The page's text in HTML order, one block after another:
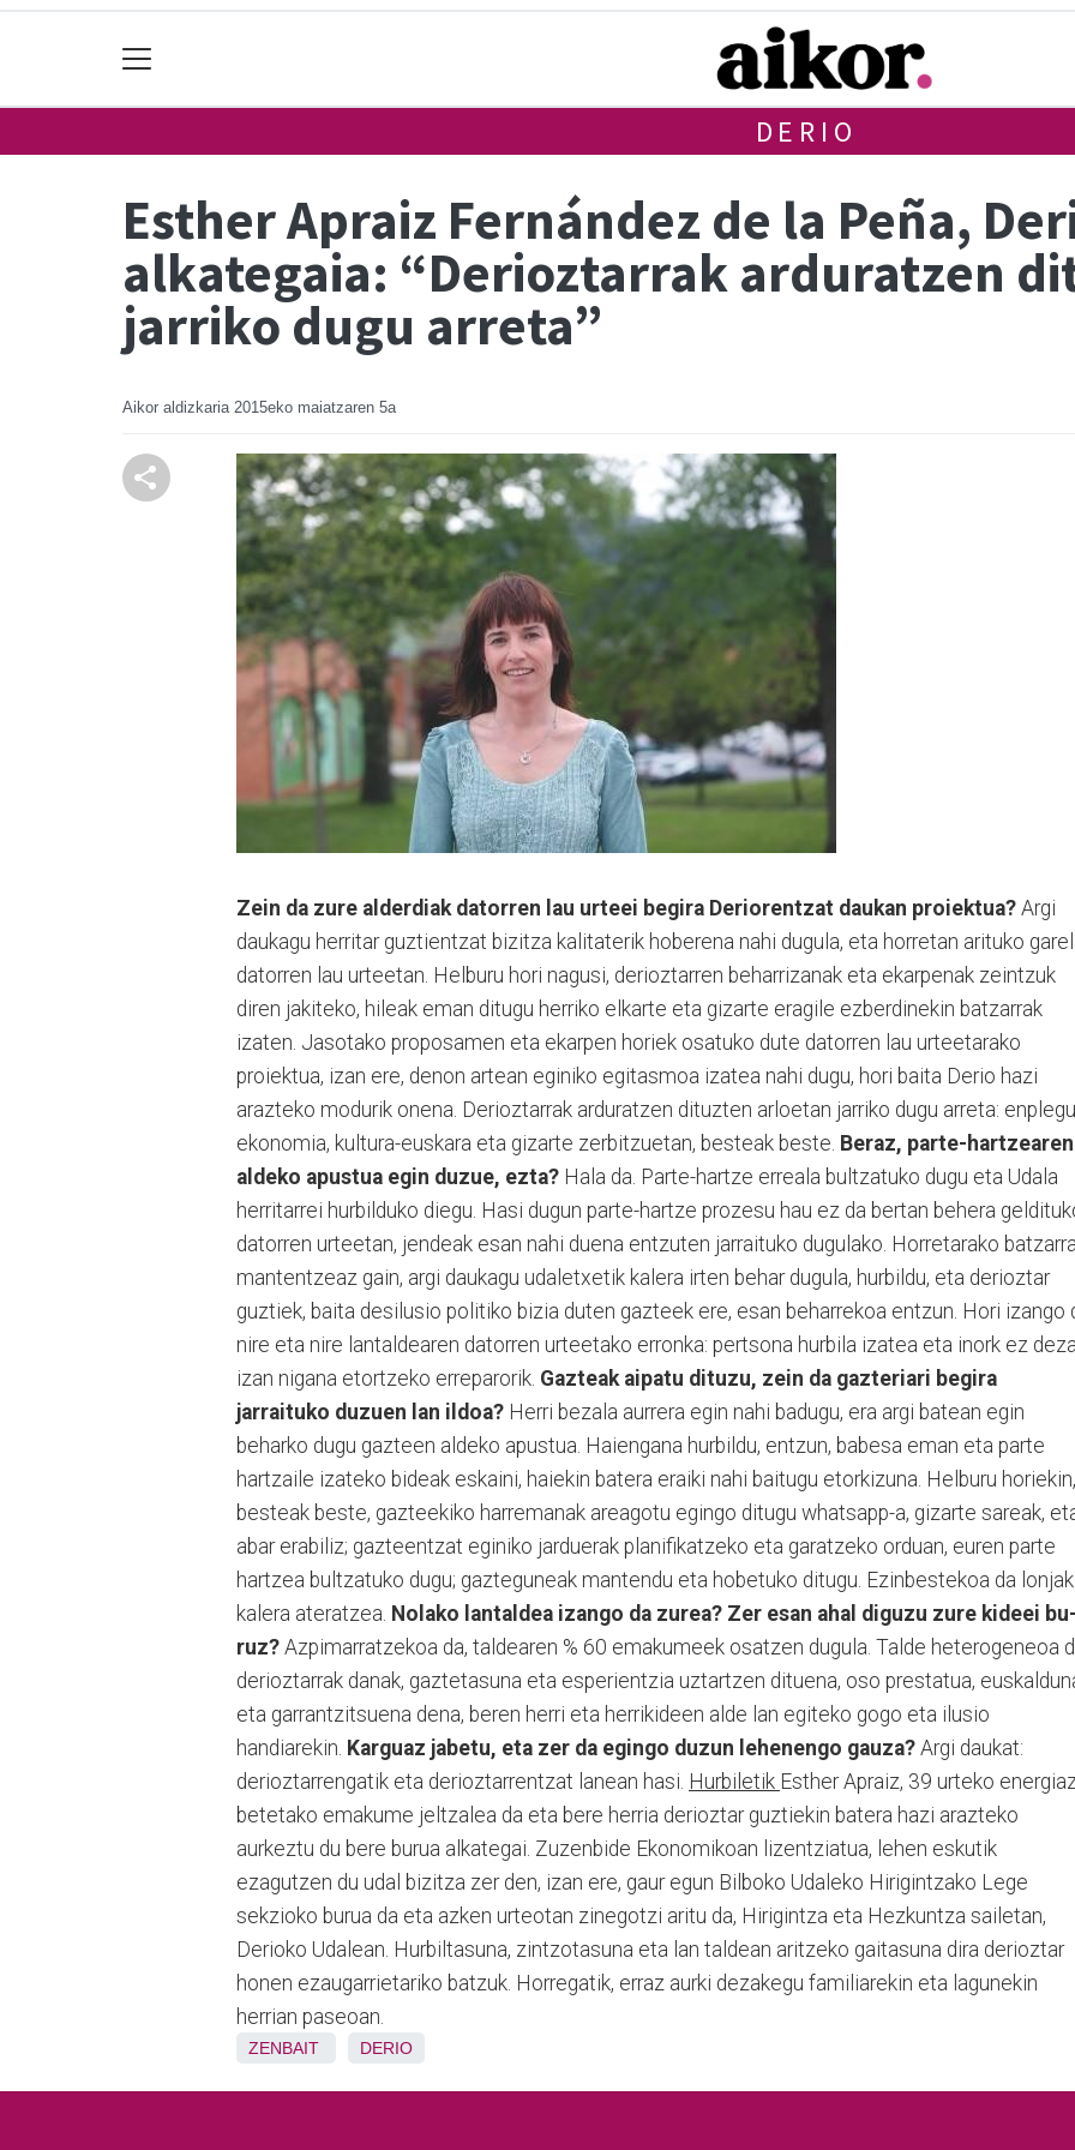
DERIO
Esther Apraiz Fernández de la Peña,
alkategaia: “Derioztarrak arduratzen
jarriko dugu arreta”
Aikor aldizkaria 2015eko maiatzaren 5a
Zein da zure alderdiak datorren lau urteei begira Deriorentzat daukan proiektua? Argi
daukagu herritar guztientzat bizitza kalitaterik hoberena nahi dugula, eta horretan arituko
datorren lau urteetan. Helburu hori nagusi, derioztarren beharrizanak eta ekarpenak zeintzuk
diren jakiteko, hileak eman ditugu herriko elkarte eta gizarte eragile ezberdinekin batzarrak
izaten. Jasotako proposamen eta ekarpen horiek osatuko dute datorren lau urteetarako
proiektua, izan ere, denon artean eginiko egitasmoa izatea nahi dugu, hori baita Derio hazi
arazteko modurik onena. Deriozta­rrak arduratzen dituzten arloetan jarriko dugu arreta:
ekonomia, kultura-euskara eta gizarte zerbitzuetan, besteak beste. Beraz, parte-hartzearen
aldeko apustua egin duzue, ezta? Hala da. Parte-hartze erreala bultzatuko dugu eta Udala
herritarrei hurbilduko diegu. Hasi dugun parte-hartze prozesu hau ez da bertan behera
datorren urteetan, jendeak esan nahi duena entzuten jarraituko dugulako. Ho­rre­ta­ra­ko
mantentzeaz gain, argi daukagu udaletxetik kalera irten be­har dugula, hurbildu, eta derioztar
guztiek, baita desilusio politiko bizia duten gazteek ere, esan beharrekoa entzun. Hori izango
nire eta nire lantaldearen datorren urteetako erronka: pertsona hurbila izatea eta inork ez
izan nigana etortzeko erreparorik. Gazteak aipatu dituzu, zein da gazteriari begira
jarraituko duzuen lan ildoa? Herri bezala aurrera egin nahi badugu, era argi batean egin
beharko dugu gazteen aldeko apustua. Haiengana hurbildu, entzun, babesa eman eta parte
hartzaile izateko bideak eskaini, haiekin batera eraiki nahi baitugu etorkizuna. Helburu horiekin,
besteak beste, gazteekiko harremanak areagotu egingo ditugu whatsapp-a, gizarte sareak,
abar erabiliz; gazteentzat eginiko jarduerak pla­nifikatzeko eta garatzeko orduan, eu­ren parte
hartzea bultzatuko dugu; gazteguneak mantendu eta hobetuko ditugu. Ezinbestekoa da lonjak
kalera ateratzea. Nolako lantaldea izango da zurea? Zer esan ahal diguzu zure kideei
ruz? Azpimarratzekoa da, taldearen % 60 emakumeek osatzen dugula. Talde heterogeneoa
derioztarrak danak, gaztetasuna eta esperientzia uztartzen dituena, oso prestatua,
eta garrantzitsuena dena, beren herri eta herrikideen alde lan egiteko gogo eta ilusio
handiarekin. Karguaz jabetu, eta zer da egingo duzun lehenengo gauza? Argi daukat:
derioztarrengatik eta derioztarrentzat lanean hasi. Hurbiletik Esther Apraiz, 39 urteko
betetako emakume jeltzalea da eta bere herria derioztar guztiekin batera hazi arazteko
aurkeztu du bere burua alkategai. Zuzenbide Ekonomikoan li­zentziatua, lehen eskutik
ezagutzen du udal bizitza zer den, izan ere, gaur egun Bilboko Udaleko Hi­rigintzako Lege
sekzioko burua da eta azken urteotan zinegotzi aritu da, Hirigintza eta Hezkuntza sailetan,
Derioko Uda­lean. Hurbiltasuna, zintzotasuna eta lan taldean aritzeko gaitasuna dira derioztar
honen ezaugarrietariko ba­tzuk. Horregatik, erraz aurki dezakegu familiarekin eta lagunekin
herrian paseoan.
ZENBAIT DERIO